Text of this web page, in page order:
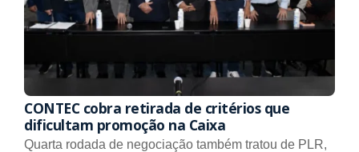
CONTEC cobra retirada de critérios que
dificultam promoção na Caixa
Quarta rodada de negociação também tratou de PLR,